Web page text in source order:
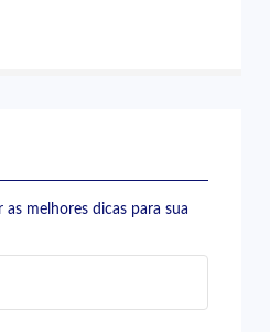
as melhores dicas para sua